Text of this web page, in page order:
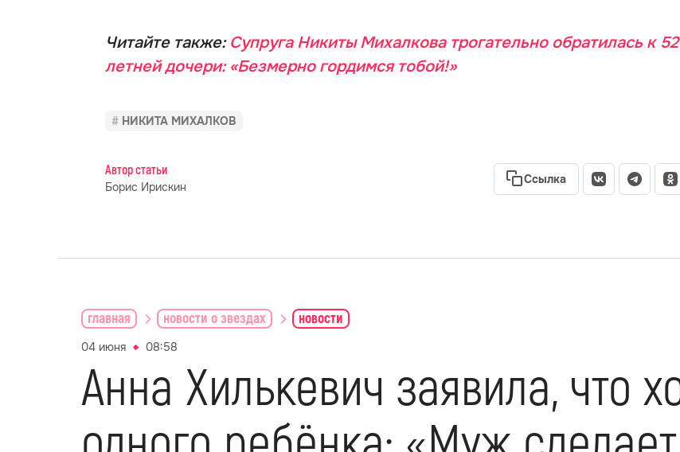
Читайте также: Супруга Никиты Михалкова трогательно обратилась к
летней дочери: «Безмерно гордимся тобой!»
НИКИТА МИХАЛКОВ
Автор статьи
Борис Ирискин
Ссылка
главная новости о звездах новости
04 июня 08:58
Анна Хилькевич заявила, что